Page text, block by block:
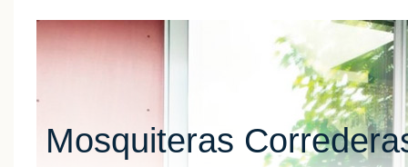
Mosquiteras